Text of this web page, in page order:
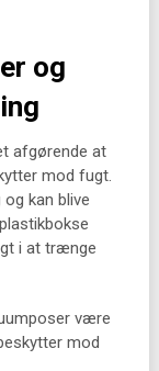
og
afgørende at
mod fugt.
kan blive
i at trænge
være
mod